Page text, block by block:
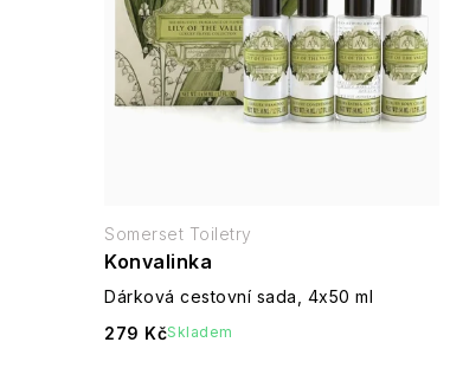
Konvalinka
Dárková cestovní sada, 4x50 ml
279 KčSkladem
Somerset Toiletry